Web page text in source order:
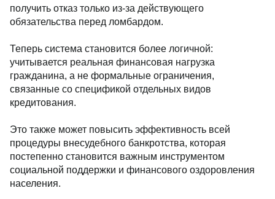
получить отказ только из-за действующего
обязательства перед ломбардом.
Теперь система становится более логичной:
учитывается реальная финансовая нагрузка
гражданина, а не формальные ограничения,
связанные со спецификой отдельных видов
кредитования.
Это также может повысить эффективность всей
процедуры внесудебного банкротства, которая
постепенно становится важным инструментом
социальной поддержки и финансового оздоровления
населения.